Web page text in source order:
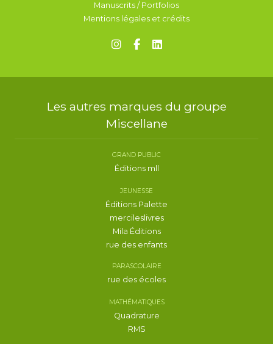
Manuscrits / Portfolios
Mentions légales et crédits
Les autres marques du groupe
Miscellane
GRAND PUBLIC
Éditions mll
JEUNESSE
Éditions Palette
mercileslivres
Mila Éditions
rue des enfants
PARASCOLAIRE
rue des écoles
MATHÉMATIQUES
Quadrature
RMS